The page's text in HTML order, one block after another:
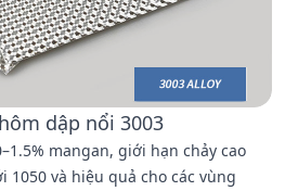
dập nổi 3003
mangan, giới hạn chảy cao
1050 và hiệu quả cho các vùng